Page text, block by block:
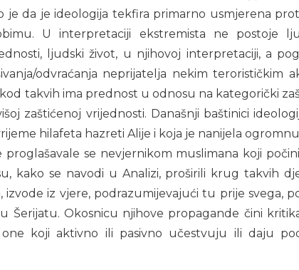
je da je ideologija tekfira primarno usmjerena
U interpretaciji ekstremista ne postoje
ljudski život, u njihovoj interpretaciji, a
odvraćanja neprijatelja nekim terorističkim
takvih ima prednost u odnosu na kategorički
zaštićenoj vrijednosti. Današnji baštinici
hilafeta hazreti Alije i koja je nanijela
se nevjernikom muslimana koji
kako se navodi u Analizi, proširili krug takvih
iz vjere, podrazumijevajući tu prije svega,
Okosnicu njihove propagande čini
koji aktivno ili pasivno učestvuju ili daju